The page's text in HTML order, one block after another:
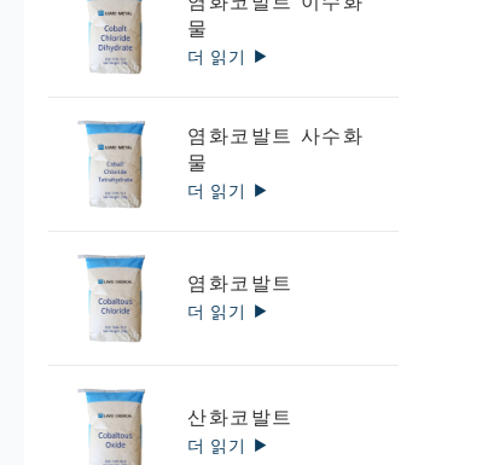
물
더 읽기
염화코발트 사수화
물
더 읽기
염화코발트
더 읽기
산화코발트
더 읽기